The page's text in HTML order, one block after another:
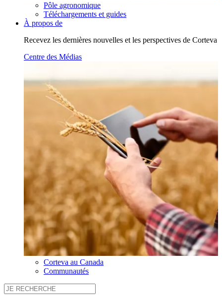
Pôle agronomique
Téléchargements et guides
À propos de
Recevez les dernières nouvelles et les perspectives de Corteva
Centre des Médias
Corteva au Canada
Communautés